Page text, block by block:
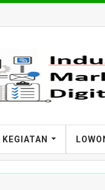
KEGIATAN